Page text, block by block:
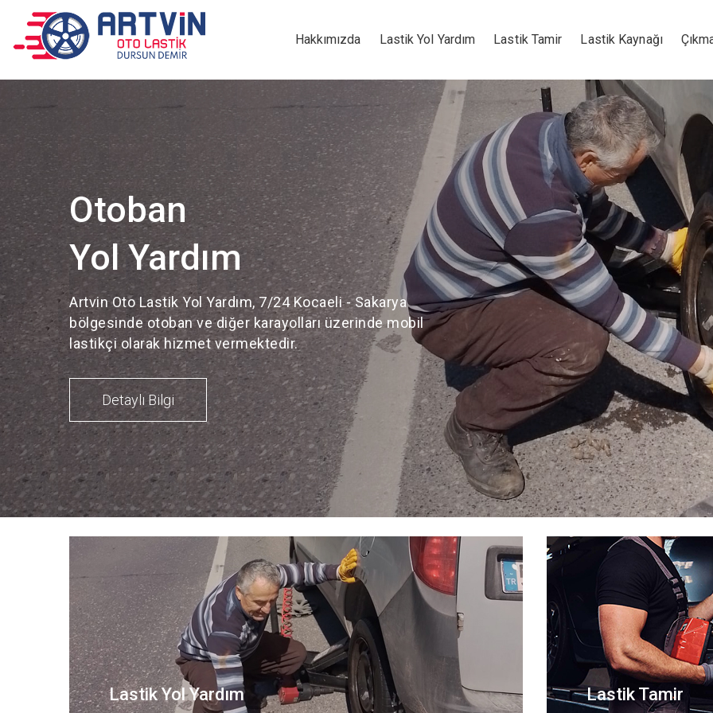
Hakkımızda Lastik Yol Yardım Lastik Tamir Lastik Kaynağı
Ekipmanı
telefon
Detaylı
Lastik Yol Yardım Lastik Tamir